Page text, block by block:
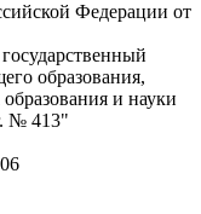
Федерации от
образования,
и науки
№ 413"